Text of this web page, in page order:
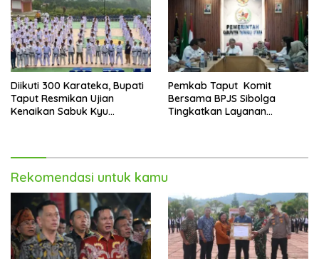
Diikuti 300 Karateka, Bupati
Taput Resmikan Ujian
Kenaikan Sabuk Kyu
Pemkab Taput Komit
Bersama BPJS Sibolga
Tingkatkan Layanan
Rekomendasi untuk kamu